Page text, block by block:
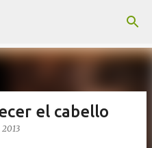
el cabello